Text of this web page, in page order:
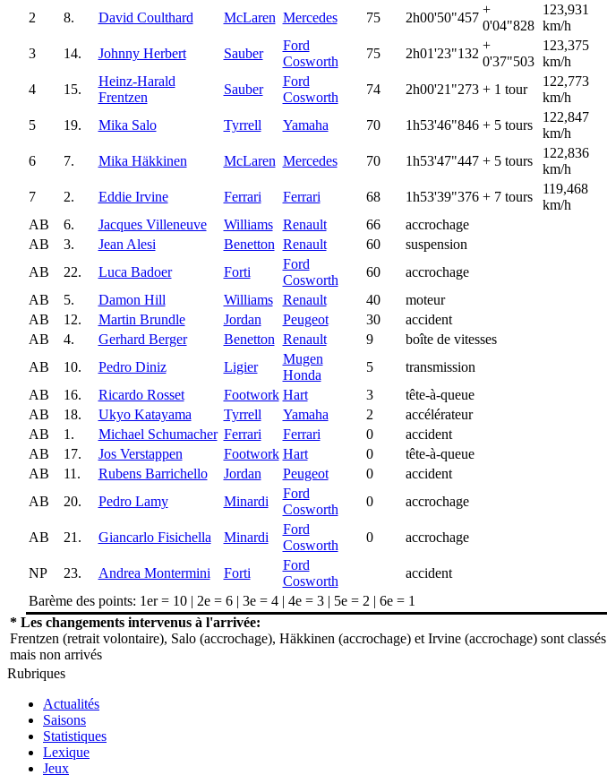
2
8. David Coulthard McLaren Mercedes 75 2h00'50"457
+
0'04"828
123,931
km/h
3
14. Johnny Herbert Sauber
Ford
Cosworth
75 2h01'23"132
+
0'37"503
123,375
km/h
4
15.
Heinz-Harald
Frentzen
Sauber
Ford
Cosworth
74 2h00'21"273 + 1 tour
122,773
km/h
5
19. Mika Salo Tyrrell Yamaha 70 1h53'46"846 + 5 tours
122,847
km/h
6
7. Mika Häkkinen McLaren Mercedes 70 1h53'47"447 + 5 tours
122,836
km/h
7
2. Eddie Irvine Ferrari Ferrari 68 1h53'39"376 + 7 tours
119,468
km/h
AB
6. Jacques Villeneuve Williams Renault 66
accrochage
AB
3. Jean Alesi Benetton Renault 60
suspension
AB
22. Luca Badoer Forti
Ford
Cosworth
60
accrochage
AB
5. Damon Hill Williams Renault 40
moteur
AB
12. Martin Brundle Jordan Peugeot 30
accident
AB
4. Gerhard Berger Benetton Renault 9
boîte de vitesses
AB
10. Pedro Diniz Ligier
Mugen
Honda
5
transmission
AB
16. Ricardo Rosset Footwork Hart 3
tête-à-queue
AB
18. Ukyo Katayama Tyrrell Yamaha 2
accélérateur
AB
1. Michael Schumacher Ferrari Ferrari 0
accident
AB
17. Jos Verstappen Footwork Hart 0
tête-à-queue
AB
11. Rubens Barrichello Jordan Peugeot 0
accident
AB
20. Pedro Lamy Minardi
Ford
Cosworth
0 accrochage
AB 21. Giancarlo Fisichella Minardi
Ford
Cosworth
0 accrochage
NP 23. Andrea Montermini Forti
Ford
Cosworth
accident
Barème des points: 1er = 10 | 2e = 6 | 3e = 4 | 4e = 3 | 5e = 2 | 6e = 1
* Les changements intervenus à l'arrivée:
Frentzen (retrait volontaire), Salo (accrochage), Häkkinen (accrochage) et Irvine (accrochage) sont classés
mais non arrivés
Rubriques
Actualités
Saisons
Statistiques
Lexique
Jeux